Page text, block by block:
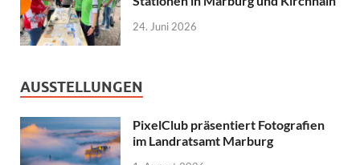
24. Juni 2026
AUSSTELLUNGEN
PixelClub präsentiert Fotografien
im Landratsamt Marburg